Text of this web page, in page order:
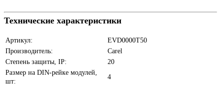
Технические характеристики
Артикул:
EVD0000T50
Производитель:
Carel
Степень защиты, IP:
20
Размер на DIN-рейке модулей,
шт:
4